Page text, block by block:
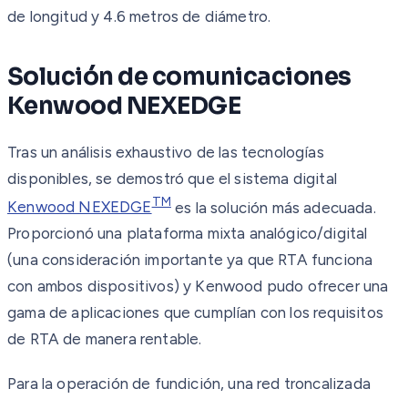
de longitud y 4.6 metros de diámetro.
Solución de comunicaciones
Kenwood NEXEDGE
Tras un análisis exhaustivo de las tecnologías
disponibles, se demostró que el sistema digital
Kenwood NEXEDGETMes la solución más adecuada.
Proporcionó una plataforma mixta analógico/digital
(una consideración importante ya que RTA funciona
con ambos dispositivos) y Kenwood pudo ofrecer una
gama de aplicaciones que cumplían con los requisitos
de RTA de manera rentable.
Para la operación de fundición, una red troncalizada